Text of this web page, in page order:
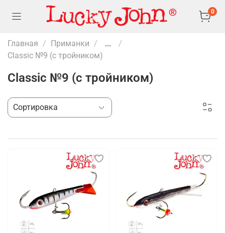
0
Главная Приманки
...
Classic №9 (с тройником)
Classic №9 (с тройником)